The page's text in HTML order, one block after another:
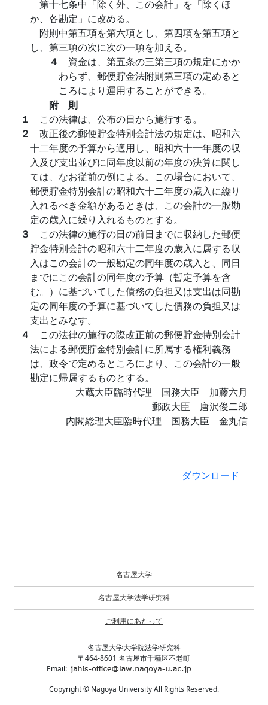
第十七条中「除く外、この会計」を「除くほ
か、各勘定」に改める。
附則中第五項を第六項とし、第四項を第五項と
し、第三項の次に次の一項を加える。
４ 資金は、第五条の三第三項の規定にかか
わらず、郵便貯金法附則第三項の定めると
ころにより運用することができる。
附 則
１ この法律は、公布の日から施行する。
２ 改正後の郵便貯金特別会計法の規定は、昭和六
十二年度の予算から適用し、昭和六十一年度の収
入及び支出並びに同年度以前の年度の決算に関し
ては、なお従前の例による。この場合において、
郵便貯金特別会計の昭和六十二年度の歳入に繰り
入れるべき金額があるときは、この会計の一般勘
定の歳入に繰り入れるものとする。
３ この法律の施行の日の前日までに収納した郵便
貯金特別会計の昭和六十二年度の歳入に属する収
入はこの会計の一般勘定の同年度の歳入と、同日
までにこの会計の同年度の予算（暫定予算を含
む。）に基づいてした債務の負担又は支出は同勘
定の同年度の予算に基づいてした債務の負担又は
支出とみなす。
４ この法律の施行の際改正前の郵便貯金特別会計
法による郵便貯金特別会計に所属する権利義務
は、政令で定めるところにより、この会計の一般
勘定に帰属するものとする。
大蔵大臣臨時代理 国務大臣 加藤六月
郵政大臣 唐沢俊二郎
内閣総理大臣臨時代理 国務大臣 金丸信
ダウンロード
名古屋大学
名古屋大学法学研究科
ご利用にあたって
名古屋大学大学院法学研究科
〒464-8601 名古屋市千種区不老町
Email:
Copyright © Nagoya University All Rights Reserved.